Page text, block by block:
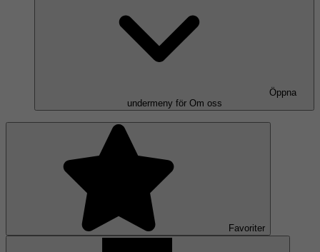
Öppna
undermeny för Om oss
Favoriter